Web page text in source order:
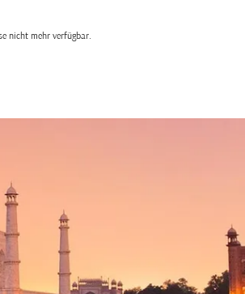
nicht mehr verfügbar.